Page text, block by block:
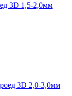
3D 1,5-2,0мм